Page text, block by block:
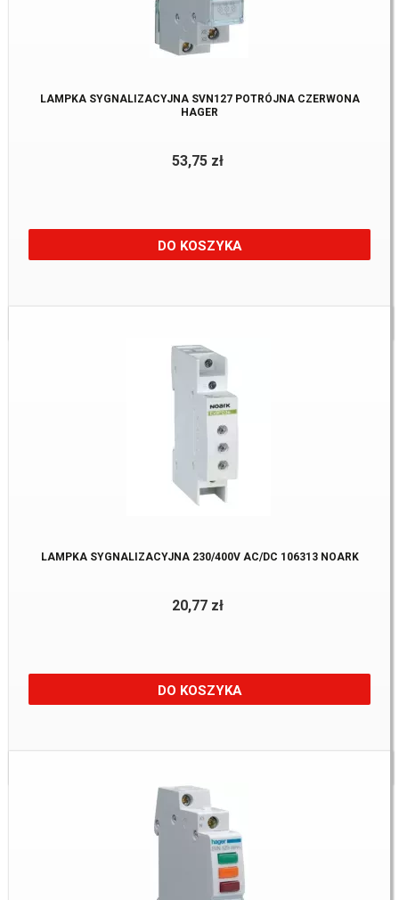
LAMPKA SYGNALIZACYJNA SVN127 POTRÓJNA CZERWONA
HAGER
53,75 zł
DO KOSZYKA
Dostępne:26 Szt.
LAMPKA SYGNALIZACYJNA 230/400V AC/DC 106313 NOARK
20,77 zł
DO KOSZYKA
Dostępne:23 szt